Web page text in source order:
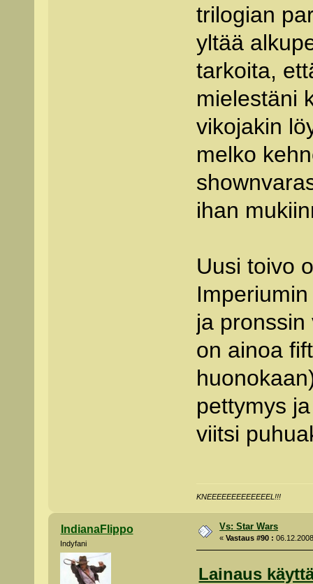
trilogian
yltää
tarkoita,
mielestäni
vikojakin
melko
ihan
Uusi toivo
ja
on ainoa
pettymys
viitsi
KNEEEEEEEEEEEEEL!!!
IndianaFlippo
Indyfani
Vs: Star Wars
«Vastaus #90 :
Lainaus